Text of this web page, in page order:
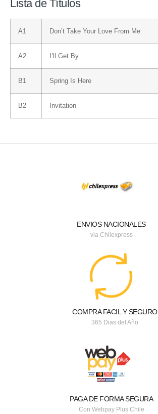
Lista de Títulos
A1 Don’t Take Your Love From Me
A2 I’ll Get By
B1 Spring Is Here
B2 Invitation
ENVIOS NACIONALES
via Chilexpress
COMPRA FACIL Y SEGURO
365 Dias del Año
PAGA DE FORMA SEGURA
Con Webpay Plus Chile